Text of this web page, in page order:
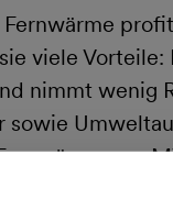
viele
nimmt wenig
sowie
von